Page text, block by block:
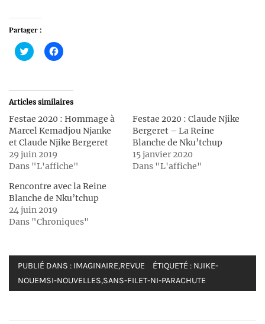
Partager :
Cliquez
pour
dans
une
nouvelle
Cliquez
pour
dans
une
nouvelle
Articles similaires
Festae 2020 : Hommage à
Marcel Kemadjou Njanke
et Claude Njike Bergeret
29 juin 2019
Dans "L'affiche"
Festae 2020 : Claude Njike
Bergeret – La Reine
Blanche de Nku’tchup
15 janvier 2020
Dans "L'affiche"
Rencontre avec la Reine
Blanche de Nku’tchup
24 juin 2019
Dans "Chroniques"
PUBLIÉ DANS : IMAGINAIRE,REVUE ÉTIQUETÉ : NJIKE-
NOUEMSI-NOUVELLES,SANS-FILET-NI-PARACHUTE